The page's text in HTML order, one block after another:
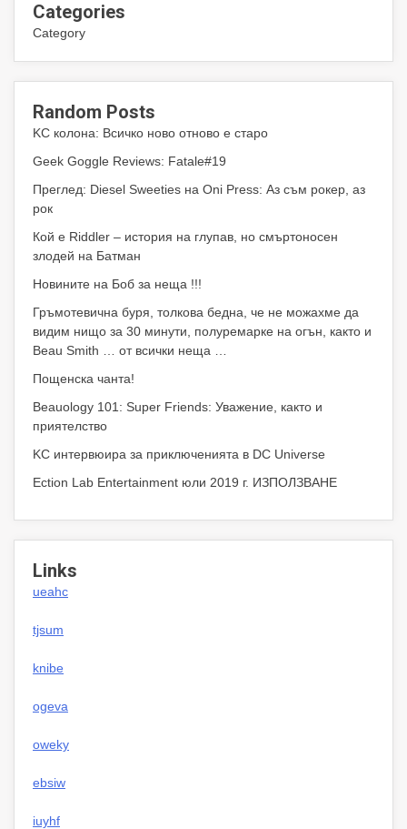
Categories
Category
Random Posts
KC колона: Всичко ново отново е старо
Geek Goggle Reviews: Fatale#19
Преглед: Diesel Sweeties на Oni Press: Аз съм рокер, аз
рок
Кой е Riddler – история на глупав, но смъртоносен
злодей на Батман
Новините на Боб за неща !!!
Гръмотевична буря, толкова бедна, че не можахме да
видим нищо за 30 минути, полуремарке на огън, както и
Beau Smith … от всички неща …
Пощенска чанта!
Beauology 101: Super Friends: Уважение, както и
приятелство
KC интервюира за приключенията в DC Universe
Ection Lab Entertainment юли 2019 г. ИЗПОЛЗВАНЕ
Links
ueahc
tjsum
knibe
ogeva
oweky
ebsiw
iuyhf